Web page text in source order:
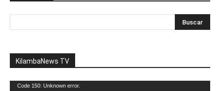
KilambaNews TV
Reprodutor
Code 150: Unknown error.